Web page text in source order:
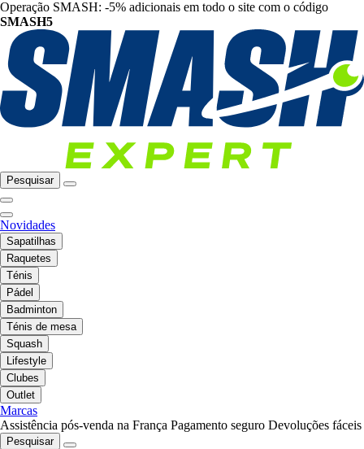
Operação SMASH: -5% adicionais em todo o site com o código
SMASH5
Pesquisar
Novidades
Sapatilhas
Raquetes
Ténis
Pádel
Badminton
Ténis de mesa
Squash
Lifestyle
Clubes
Outlet
Marcas
Assistência pós-venda na França Pagamento seguro Devoluções fáceis
Pesquisar